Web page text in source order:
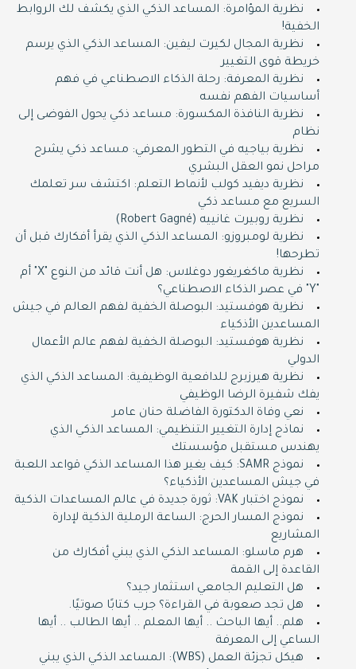
نظرية المؤامرة: المساعد الذكي الذي يكشف لك الروابط
الخفية!
نظرية المجال لكيرت ليفين: المساعد الذكي الذي يرسم
خريطة قوى التغيير
نظرية المعرفة: رحلة الذكاء الاصطناعي في فهم
أساسيات الفهم نفسه
نظرية النافذة المكسورة: مساعد ذكي يحول الفوضى إلى
نظام
نظرية بياجيه في التطور المعرفي: مساعد ذكي يشرح
مراحل نمو العقل البشري
نظرية ديفيد كولب لأنماط التعلم: اكتشف سر تعلمك
السريع مع مساعد ذكي
نظرية روبيرت غانييه (Robert Gagné)
نظرية لومبروزو: المساعد الذكي الذي يقرأ أفكارك قبل أن
تطرحها!
نظرية ماكغريغور دوغلاس: هل أنت قائد من النوع "X" أم
نظرية هوفستيد: البوصلة الخفية لفهم العالم في جيش
المساعدين الأذكياء
نظرية هوفستيد: البوصلة الخفية لفهم عالم الأعمال
الدولي
نظرية هيرزبرج للدافعية الوظيفية: المساعد الذكي الذي
يفك شفيرة الرضا الوظيفي
نعي وفاة الدكتورة الفاضلة حنان عامر
نماذج إدارة التغيير التنظيمي: المساعد الذكي الذي
يهندس مستقبل مؤسستك
نموذج SAMR: كيف يغير هذا المساعد الذكي قواعد اللعبة
في جيش المساعدين الأذكياء؟
نموذج اختبار VAK: ثورة جديدة في عالم المساعدات الذكية
نموذج المسار الحرج: الساعة الرملية الذكية لإدارة
المشاريع
هرم ماسلو: المساعد الذكي الذي يبني أفكارك من
القاعدة إلى القمة
هل التعليم الجامعي استثمار جيد؟
هل تجد صعوبة في القراءة؟ جرب كتابًا صوتيًا.
هلم.. أيها الباحث .. أيها المعلم .. أيها الطالب .. أيها
الساعي إلى المعرفة
هيكل تجزئة العمل (WBS): المساعد الذكي الذي يبني